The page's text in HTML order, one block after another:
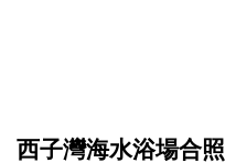
西子灣海水浴場合照